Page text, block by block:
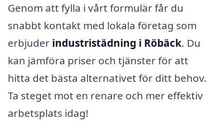
Genom att fylla i vårt formulär får du
snabbt kontakt med lokala företag som
erbjuder industristädning i Röbäck. Du
kan jämföra priser och tjänster för att
hitta det bästa alternativet för ditt behov.
Ta steget mot en renare och mer effektiv
arbetsplats idag!